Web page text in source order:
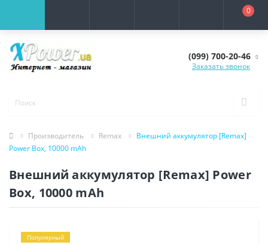
0
(099) 700-20-46
Заказать звонок
Производитель Remax
Внешний аккумулятор [Remax]
Power Box, 10000 mAh
Внешний аккумулятор [Remax] Power
Box, 10000 mAh
Популярный